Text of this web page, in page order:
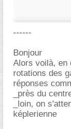
------
Bonjour
Alors voilà, en
rotations des
réponses
_près du
_loin, on
képlerienne